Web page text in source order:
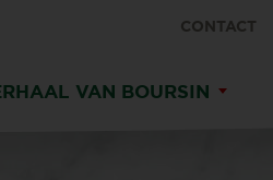
CONTACT
VAN BOURSIN